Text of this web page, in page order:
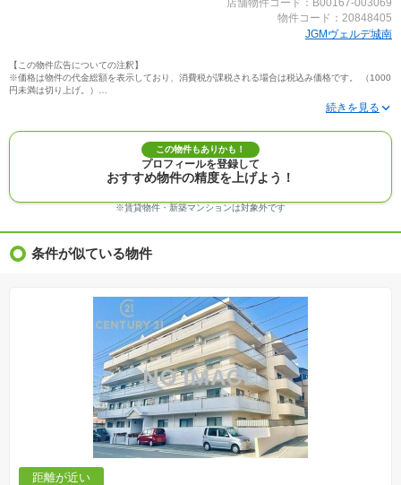
店舗物件コード：B00167-003069
物件コード：20848405
JGMヴェルデ城南
【この物件広告についての注釈】
※価格は物件の代金総額を表示しており、消費税が課税される場合は税込み価格です。 （1000
円未満は切り上げ。）
※写真に写っている、またはパース（絵）や間取り図に描かれている家具や車などは、特にコ
※建築条件付き土地価格には、建物価格は含まれません。
※物件情報は、原則として情報提供日の２日前に最終確認した情報です。
※完成予想図はいずれも外構、植栽、外観等実際のものとは多少異なることがあります。
※モデルルーム・モデルハウス・展示場・ショールームの画像の場合、今回販売の物件と異な
※ＣＧ合成の画像の場合、実際とは多少異なる場合があります。
※物件特徴：販売戸数が複数の物件は、全ての住戸に該当しない項目もあります。
※価格更新：物件価格が変更された日から１週間表示されます。
※建築条件土地の情報内に掲載されている、建物プラン例は、土地購入者の設計プランの参考
の一例であって、プランの採用可否は任意です。
※土地（建築条件なし）で「建物プラン例」が表記してある時、そのプラン例は特定の建築請
負会社によるもので、当該建築請負会社以外で建てた場合、同様のものが同価格で建てられる
とは限りません。また建築請負会社を特定するものではありません。
※建築条件付き土地とは、その土地に建築する建物の建築請負契約が、一定期間内に成立する
ことを条件として売買される土地のことをいいます。建築請負契約成立に向けて設計プランを
協議するため、土地購入者が自己の希望する建物の設計協議をするために必要な相当の期間の
交渉期間が設定され、その期間内で希望を満たすプランが実現できたかどうかにより結論を出
します。なお、この期間は概ね3ヶ月程度とされています。納得のいくプランが出来ず、建築請
負契約が成立しない場合、土地売買契約は白紙に戻り、土地契約にかかった代金（土地代金、
手付金など）は名目のいかんに関わらず、全て返却されます。
※課税対象物件の「価格」や「費用等」は消費税込みの「総額表示」で統一しています。
※「本体価格」とは、課税対象物件においては「消費税を除いた建物価格」と「土地価格」の
合計額を指します。
この物件もありかも！
プロフィールを登録して
おすすめ物件の精度を上げよう！
※賃貸物件・新築マンションは対象外です
条件が似ている物件
距離が近い